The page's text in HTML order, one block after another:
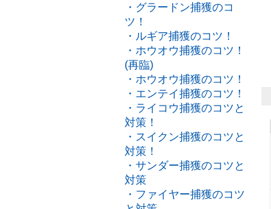
・グラードン捕獲のコ
ツ！
・ルギア捕獲のコツ！
・ホウオウ捕獲のコツ！
(再臨)
・ホウオウ捕獲のコツ！
・エンテイ捕獲のコツ！
・ライコウ捕獲のコツと
対策！
・スイクン捕獲のコツと
対策！
・サンダー捕獲のコツと
対策
・ファイヤー捕獲のコツ